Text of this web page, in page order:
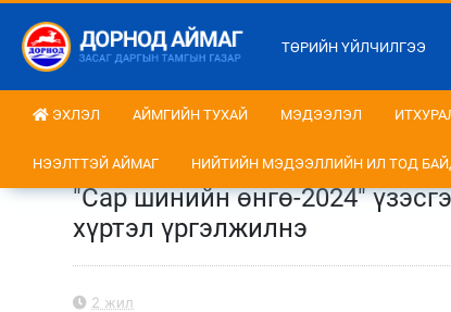
ТӨРИЙН ҮЙЛЧИЛГЭЭ
ЭХЛЭЛ АЙМГИЙН ТУХАЙ МЭДЭЭЛЭЛ
НЭЭЛТТЭЙ АЙМАГ НИЙТИЙН МЭДЭЭЛЛИЙН ИЛ ТОД
"Сар шинийн өнгө-2024"
хүртэл үргэлжилнэ
2 жил